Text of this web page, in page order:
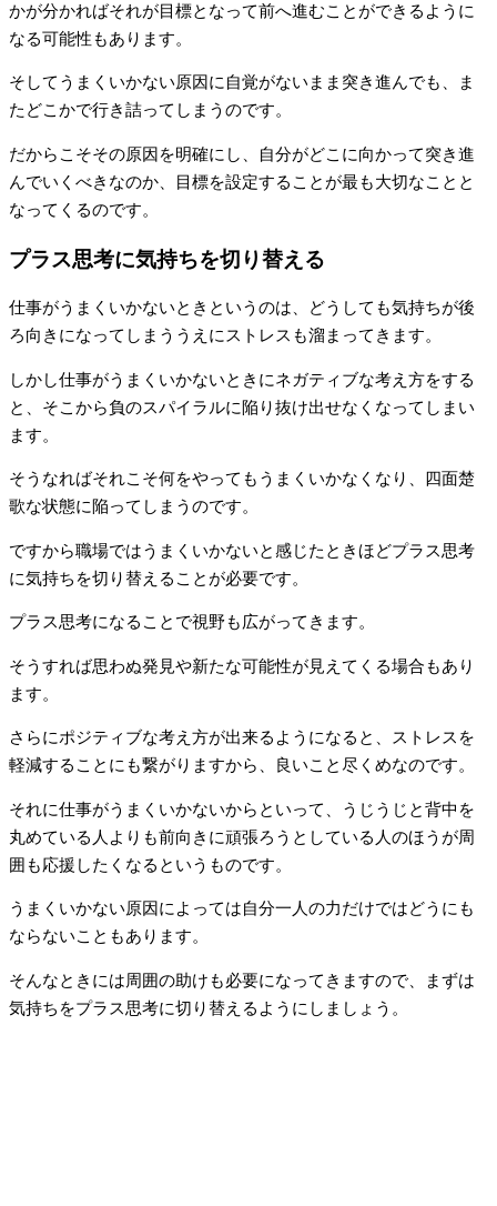
かが分かればそれが目標となって前へ進むことができるように
なる可能性もあります。
そしてうまくいかない原因に自覚がないまま突き進んでも、ま
たどこかで行き詰ってしまうのです。
だからこそその原因を明確にし、自分がどこに向かって突き進
んでいくべきなのか、目標を設定することが最も大切なことと
なってくるのです。
プラス思考に気持ちを切り替える
仕事がうまくいかないときというのは、どうしても気持ちが後
ろ向きになってしまううえにストレスも溜まってきます。
しかし仕事がうまくいかないときにネガティブな考え方をする
と、そこから負のスパイラルに陥り抜け出せなくなってしまい
ます。
そうなればそれこそ何をやってもうまくいかなくなり、四面楚
歌な状態に陥ってしまうのです。
ですから職場ではうまくいかないと感じたときほどプラス思考
に気持ちを切り替えることが必要です。
プラス思考になることで視野も広がってきます。
そうすれば思わぬ発見や新たな可能性が見えてくる場合もあり
ます。
さらにポジティブな考え方が出来るようになると、ストレスを
軽減することにも繋がりますから、良いこと尽くめなのです。
それに仕事がうまくいかないからといって、うじうじと背中を
丸めている人よりも前向きに頑張ろうとしている人のほうが周
囲も応援したくなるというものです。
うまくいかない原因によっては自分一人の力だけではどうにも
ならないこともあります。
そんなときには周囲の助けも必要になってきますので、まずは
気持ちをプラス思考に切り替えるようにしましょう。